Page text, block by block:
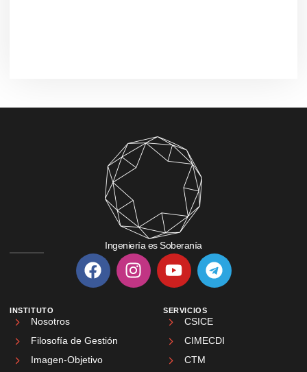
Ingeniería es Soberanía
INSTITUTO
Nosotros
Filosofía de Gestión
Imagen-Objetivo
SERVICIOS
CSICE
CIMECDI
CTM